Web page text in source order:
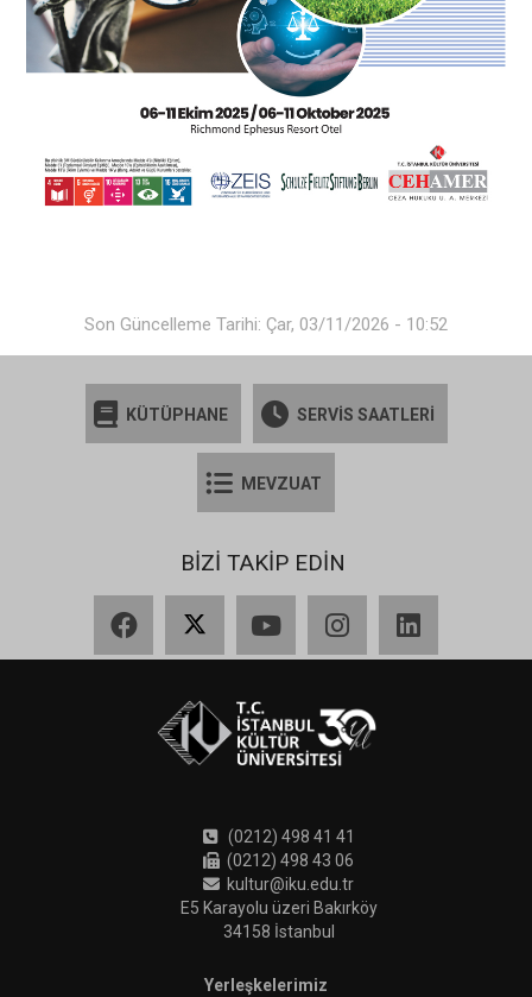
Son Güncelleme Tarihi: Çar, 03/11/2026 - 10:52
KÜTÜPHANE SERVİS SAATLERİ
MEVZUAT
BİZİ TAKİP EDİN
(0212) 498 41 41
(0212) 498 43 06
kultur@iku.edu.tr
E5 Karayolu üzeri Bakırköy
34158 İstanbul
Yerleşkelerimiz